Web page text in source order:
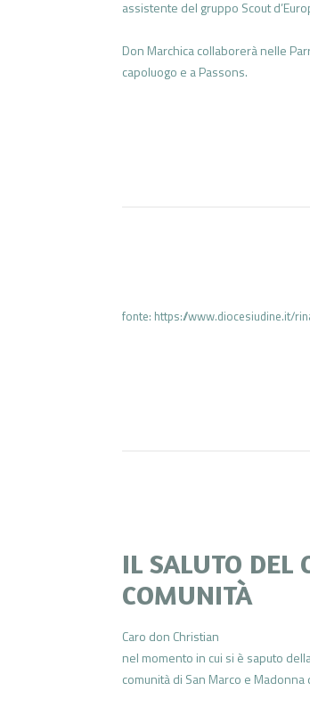
assistente del gruppo Scout
Don Marchica collaborerà nelle
capoluogo e a Passons.
fonte: https://www.diocesiudine.it/
IL SALUTO DEL
COMUNITÀ
Caro don Christian
nel momento in cui si è saputo
comunità di San Marco e